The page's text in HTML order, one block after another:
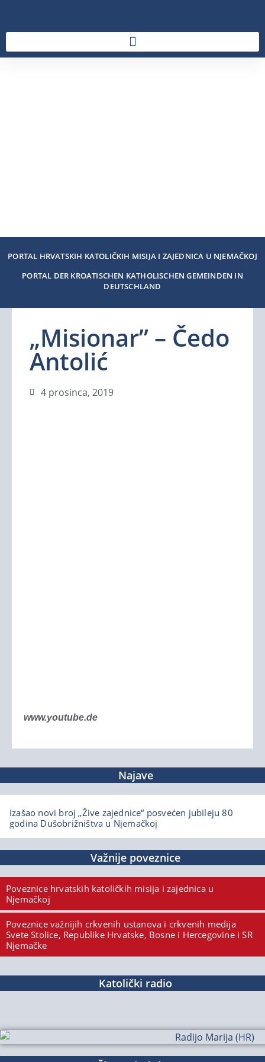
PORTAL HRVATSKIH KATOLIČKIH MISIJA I ZAJEDNICA U NJEMAČKOJ
PORTAL DER KROATISCHEN KATHOLISCHEN GEMEINDEN IN
DEUTSCHLAND
„Misionar” – Čedo
Antolić
4 prosinca, 2019
www.youtube.de
Najave
Izašao novi broj „Žive zajednice“ posvećen jubileju 80
godina Dušobrižništva u Njemačkoj
Važnije poveznice
Poveznice hrvatskih katoličkih misija i zajednica u
Njemačkoj
Poveznice važnijih crkvenih ustanova i crkvenih medija
Svete Stolice, Republike Hrvatske, Bosne i Hercegovine i SR
Njemačke
Katolički radio